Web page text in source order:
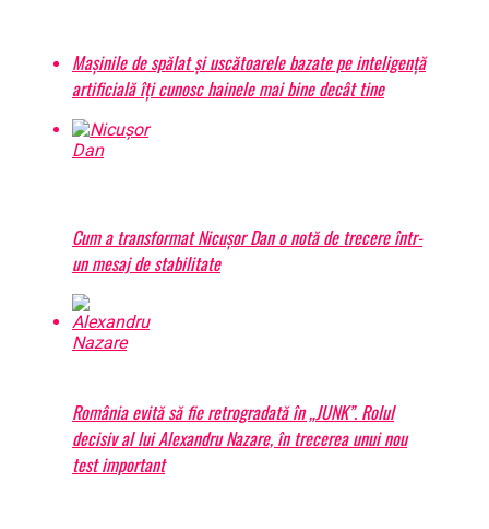
BrailaMEA.ro
Articole pe aceiasi tema:
Acuzaţii grave – dosarele medicilor moldoveni ce au cetăţenie
la Bucureşti | BrailaMEA
Nu ratati
România riscă să intre în recesiune | BrailaMEA
Mașinile de spălat și uscătoarele bazate pe inteligență
artificială îți cunosc hainele mai bine decât tine
Cum a transformat Nicușor Dan o notă de trecere într-
un mesaj de stabilitate
România evită să fie retrogradată în „JUNK”. Rolul
decisiv al lui Alexandru Nazare, în trecerea unui nou
test important